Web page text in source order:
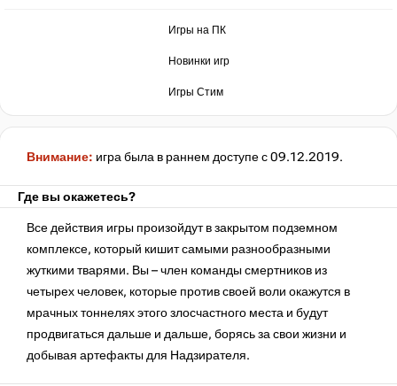
Игры на ПК
Новинки игр
Игры Стим
Внимание: игра была в раннем доступе с 09.12.2019.
Где вы окажетесь?
Все действия игры произойдут в закрытом подземном
комплексе, который кишит самыми разнообразными
жуткими тварями. Вы – член команды смертников из
четырех человек, которые против своей воли окажутся в
мрачных тоннелях этого злосчастного места и будут
продвигаться дальше и дальше, борясь за свои жизни и
добывая артефакты для Надзирателя.